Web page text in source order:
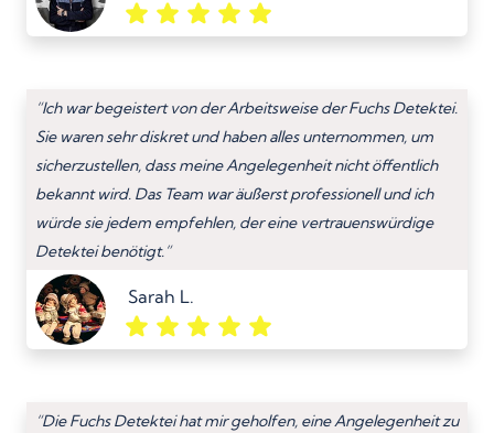
“Ich war begeistert von der Arbeitsweise der Fuchs Detektei.
Sie waren sehr diskret und haben alles unternommen, um
sicherzustellen, dass meine Angelegenheit nicht öffentlich
bekannt wird. Das Team war äußerst professionell und ich
würde sie jedem empfehlen, der eine vertrauenswürdige
Detektei benötigt.”
Sarah L.
“Die Fuchs Detektei hat mir geholfen, eine Angelegenheit zu